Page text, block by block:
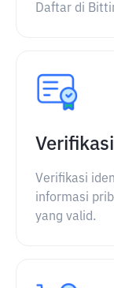
Daftar di
Verifikasi
informasi
yang valid.